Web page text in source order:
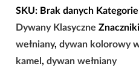
Dywilan
Omega
Butu
Red
SKU: Brak danych
Dywany Klasyczne
wełniany, dywan kolorowy
kamel , dywan wełniany